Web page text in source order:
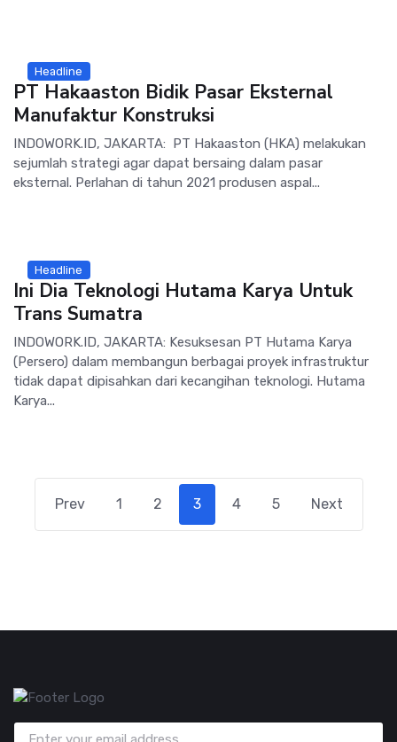
Headline
PT Hakaaston Bidik Pasar Eksternal
Manufaktur Konstruksi
INDOWORK.ID, JAKARTA: PT Hakaaston (HKA) melakukan
sejumlah strategi agar dapat bersaing dalam pasar
eksternal. Perlahan di tahun 2021 produsen aspal...
Headline
Ini Dia Teknologi Hutama Karya Untuk
Trans Sumatra
INDOWORK.ID, JAKARTA: Kesuksesan PT Hutama Karya
(Persero) dalam membangun berbagai proyek infrastruktur
tidak dapat dipisahkan dari kecangihan teknologi. Hutama
Karya...
Prev 1 2 3 4 5 Next